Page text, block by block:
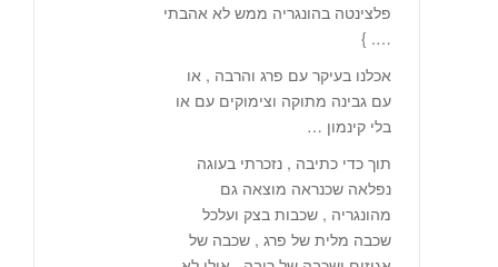
פלצינטה בהונגריה ממש לא אהבתי
…. }
אכלנו בעיקר עם פרג והרבה , או
עם גבינה מתוקה וצימוקים עם או
בלי קינמון …
תוך כדי כתיבה , נזכרתי בעוגה
נפלאה שכנראה מוצאה גם
מהונגריה , שכבות בצק ועלכל
שכבה מלית של פרג , שכבה של